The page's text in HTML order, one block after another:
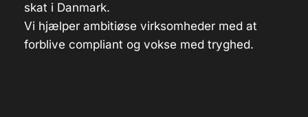
skat i Danmark.
Vi hjælper ambitiøse virksomheder med at
forblive compliant og vokse med tryghed.